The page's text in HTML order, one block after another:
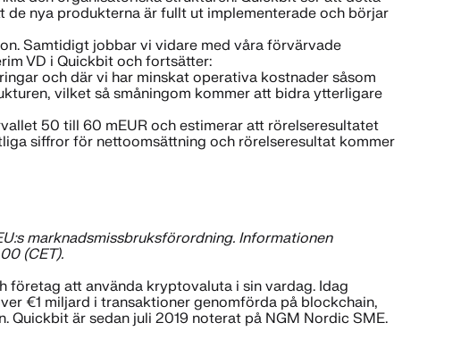
nya produkterna är fullt ut implementerade och börjar
Samtidigt jobbar vi vidare med våra förvärvade
VD i Quickbit och fortsätter:
och där vi har minskat operativa kostnader såsom
vilket så småningom kommer att bidra ytterligare
50 till 60 mEUR och estimerar att rörelseresultatet
siffror för nettoomsättning och rörelseresultat kommer
marknadsmissbruksförordning. Informationen
(CET).
företag att använda kryptovaluta i sin vardag. Idag
€1 miljard i transaktioner genomförda på blockchain,
är sedan juli 2019 noterat på NGM Nordic SME.